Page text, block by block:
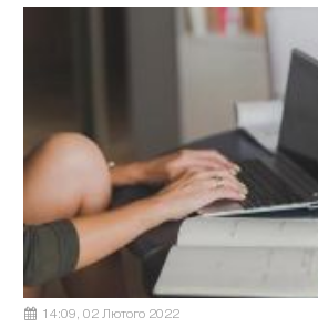
14:09, 02 Лютого 2022